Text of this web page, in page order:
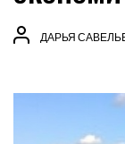
ДАРЬЯ